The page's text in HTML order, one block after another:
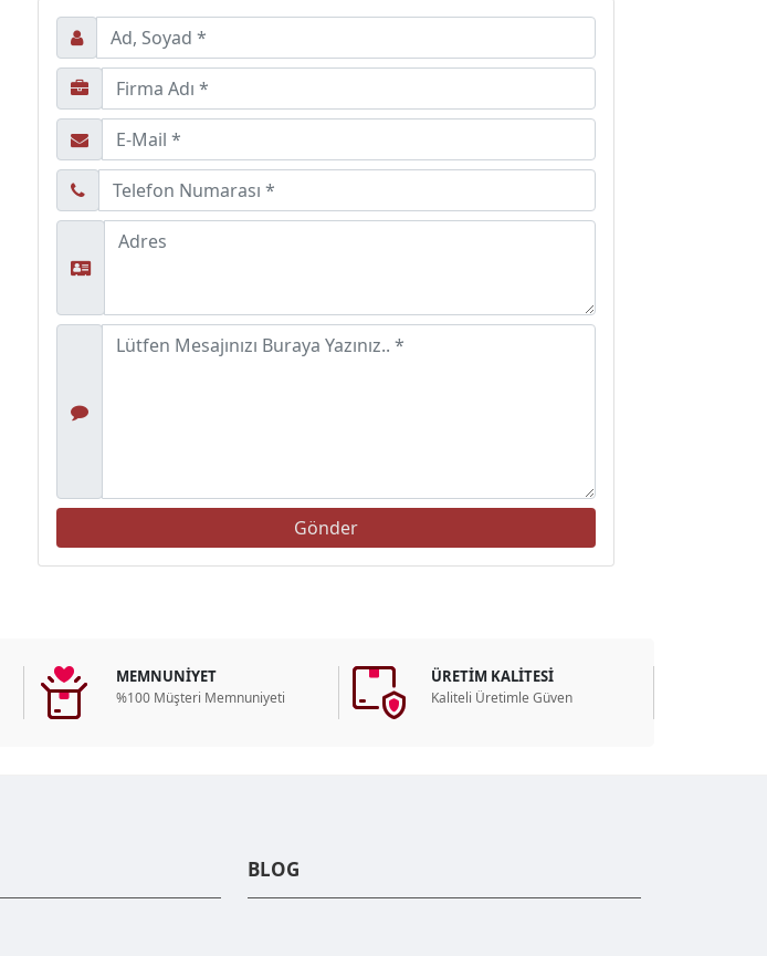
MEMNUNİYET
%100 Müşteri Memnuniyeti
ÜRETİM KALİTESİ
Kaliteli Üretimle Güven
BLOG